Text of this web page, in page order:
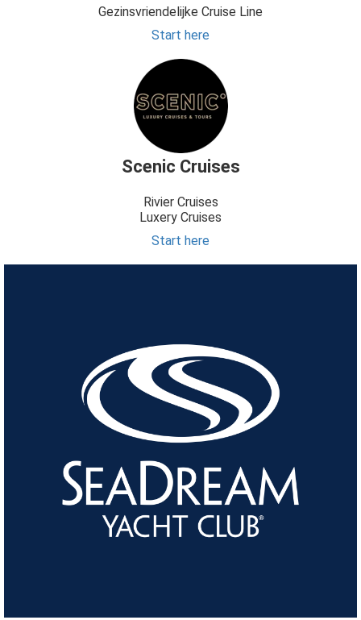
Gezinsvriendelijke Cruise Line
Start here
Scenic Cruises
Rivier Cruises
Luxery Cruises
Start here